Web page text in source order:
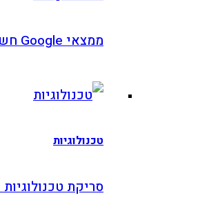
ממצאי Google חשודים
טכנולוגיות
סריקת טכנולוגיות אתר